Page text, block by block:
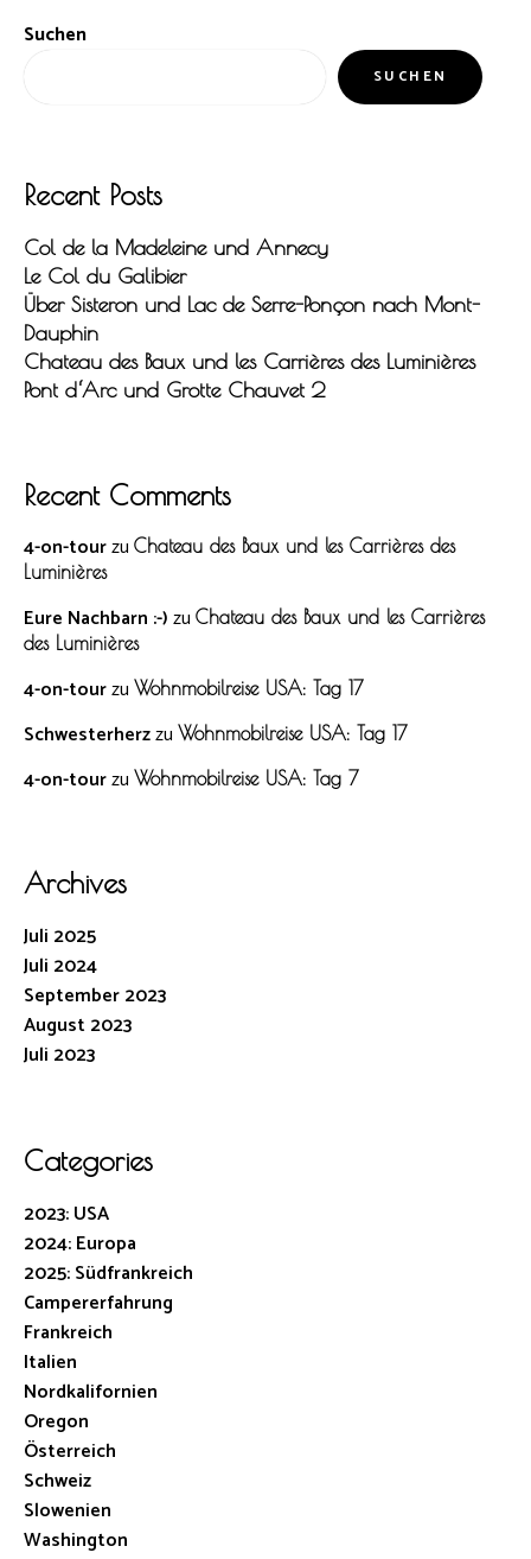
Suchen
SUCHEN
Recent Posts
Col de la Madeleine und Annecy
Le Col du Galibier
Über Sisteron und Lac de Serre-Ponçon nach Mont-
Dauphin
Chateau des Baux und les Carrières des Luminières
Pont d‘Arc und Grotte Chauvet 2
Recent Comments
4-on-tourzu Chateau des Baux und les Carrières des
Luminières
Eure Nachbarn :-)zu Chateau des Baux und les Carrières
des Luminières
4-on-tourzu Wohnmobilreise USA: Tag 17
Schwesterherzzu Wohnmobilreise USA: Tag 17
4-on-tourzu Wohnmobilreise USA: Tag 7
Archives
Juli 2025
Juli 2024
September 2023
August 2023
Juli 2023
Categories
2023: USA
2024: Europa
2025: Südfrankreich
Campererfahrung
Frankreich
Italien
Nordkalifornien
Oregon
Österreich
Schweiz
Slowenien
Washington